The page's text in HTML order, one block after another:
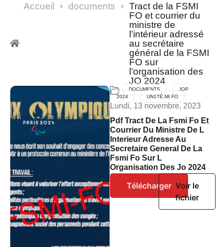
Accueil documents
Tract de la FSMI
FO et courrier du
ministre de
l’intérieur adressé
au secrétaire
général de la FSMI
FO sur
l’organisation des
JO 2024
DOCUMENTS
JOP
2024
UN1TÉ.MI FO
Lundi, 13 novembre, 2023
Pdf Tract De La Fsmi Fo Et
Courrier Du Ministre De L
Interieur Adresse Au
Secretaire General De La
Fsmi Fo Sur L
Organisation Des Jo 2024
Télécharger Voir le
fichier